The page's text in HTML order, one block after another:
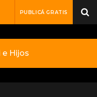
PUBLICÁ GRATIS
Hijos